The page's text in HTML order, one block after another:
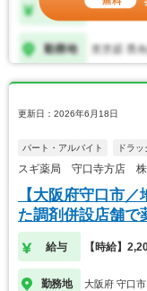
更新日：2026年6月18日
パート・アルバイト ドラ
スギ薬局 守口寺方店 株
【大阪府守口市
た調剤併設店舗で
給与 【時給】
勤務地 大阪府 守口市